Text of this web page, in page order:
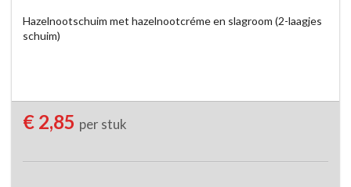
Hazelnootschuim met hazelnootcréme en slagroom (2-laagjes
schuim)
€ 2,85 per stuk